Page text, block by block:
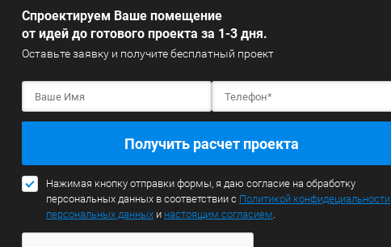
Спроектируем Ваше помещение
от идей до готового проекта за 1-3 дня.
Оставьте заявку и получите бесплатный проект
Получить расчет проекта
Нажимая кнопку отправки формы, я даю согласие на обработку
персональных данных в соответствии с Политикой конфидециальности
персональных данных и настоящим согласием.